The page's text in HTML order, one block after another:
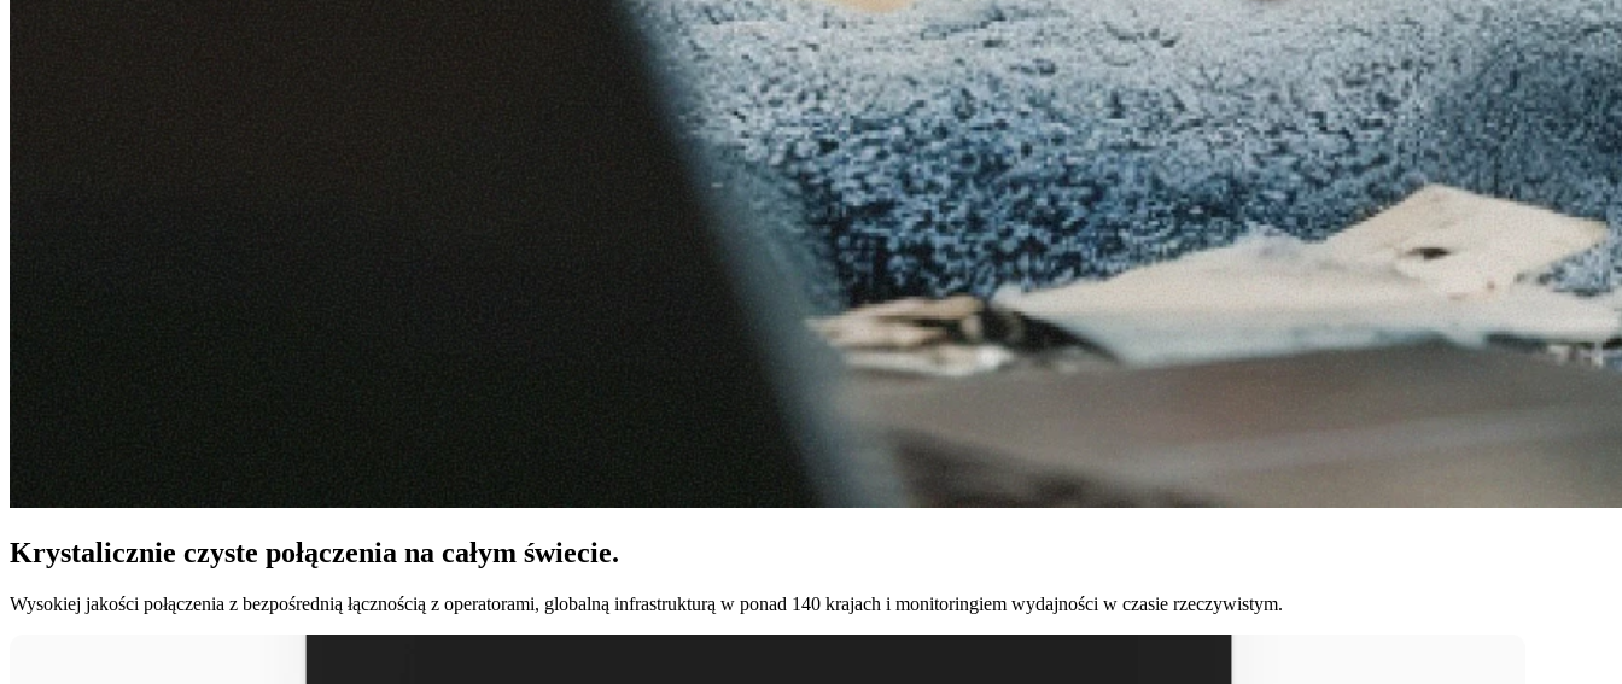
Krystalicznie czyste połączenia na całym świecie.
Wysokiej jakości połączenia z bezpośrednią łącznością z operatorami, globalną infrastrukturą w ponad 140 krajach i monitoringiem wydajności w czasie rzeczywistym.